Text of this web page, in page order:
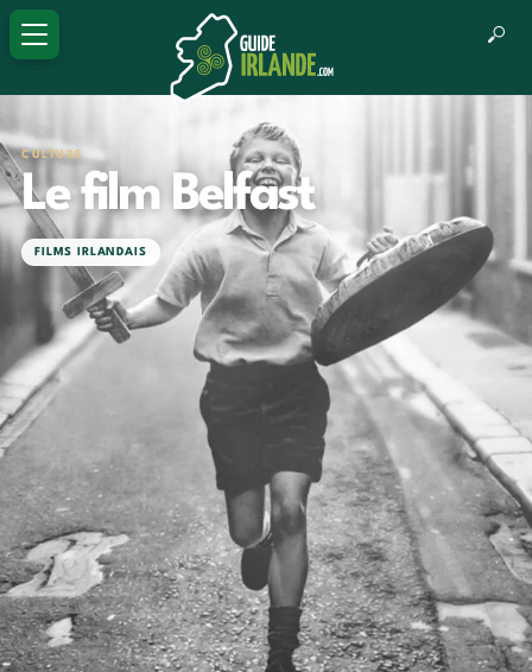
CULTURE
Le film Belfast
FILMS IRLANDAIS